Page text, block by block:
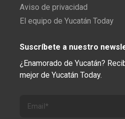
Aviso de privacidad
El equipo de Yucatán Today
Suscríbete a nuestro
¿Enamorado de Yucatán?
mejor de Yucatán Today.